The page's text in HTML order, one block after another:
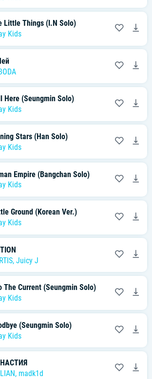
Little Things (I.N Solo)
Kids
Here (Seungmin Solo)
Kids
Stars (Han Solo)
Kids
Empire (Bangchan Solo)
Kids
Ground (Korean Ver.)
Kids
, Juicy J
The Current (Seungmin Solo)
Kids
(Seungmin Solo)
Kids
, madk1d